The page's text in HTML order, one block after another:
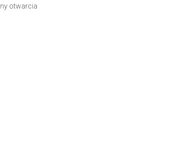
otwarcia